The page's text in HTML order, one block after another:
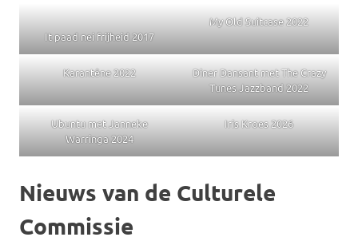
It paad nei frijheid 2017
My Old Suitcase 2022
Karantêne 2022
Diner Dansant met The Crazy
Tunes Jazzband 2022
Ubuntu met Janneke
Warringa 2024
Iris Kroes 2026
Nieuws van de Culturele
Commissie